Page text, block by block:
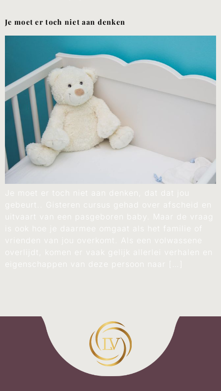
Je moet er toch niet aan denken
Je moet er toch niet aan denken, dat dat jou
gebeurt.. Gisteren cursus gehad over afscheid en
uitvaart van een pasgeboren baby. Maar de vraag
is ook hoe je daarmee omgaat als het familie of
vrienden van jou overkomt. Als een volwassene
overlijdt, komen er vaak gelijk allerlei verhalen en
eigenschappen van deze persoon naar […]